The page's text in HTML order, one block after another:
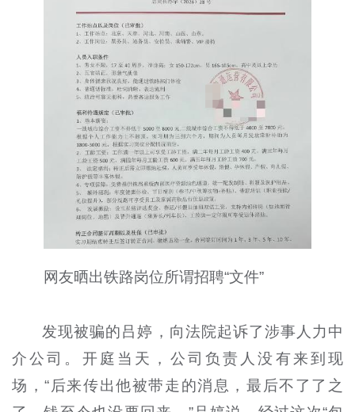
网友晒出铁路岗位所谓招聘“文件”
发现被骗的吕婷，向法院起诉了涉事人力中
介公司。开庭当天，公司负责人没有来到现
场，“后来传出他被带走的消息，最后不了了之